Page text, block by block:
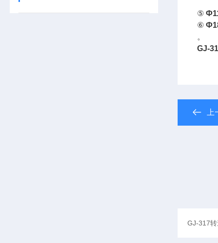
⑤ Ф
⑥ Ф
。
GJ-